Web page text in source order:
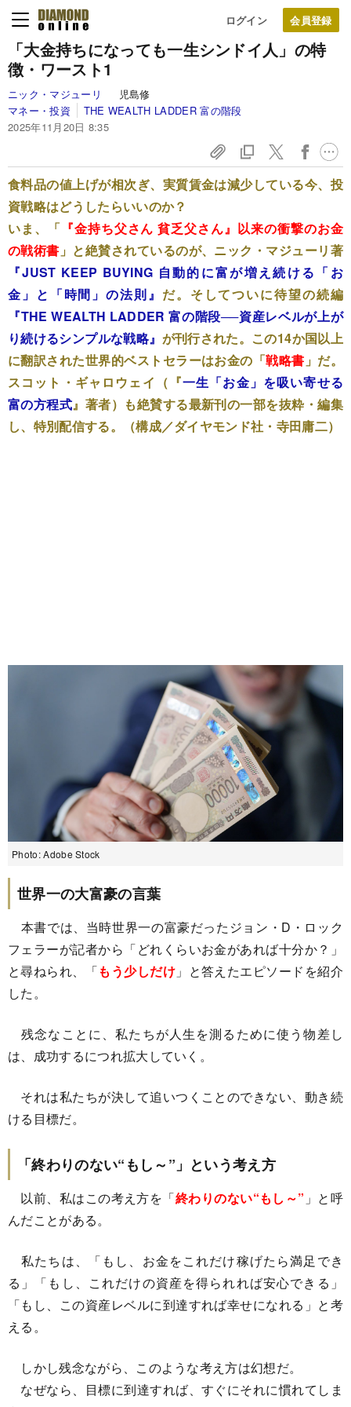
ログイン
「大金持ちになっても一生シンドイ人」の特
徴・ワースト1
ニック・マジューリ
児島修
マネー・投資
THE WEALTH LADDER 富の階段
2025年11月20日 8:35
食料品の値上げが相次ぎ、実質賃金は減少している今、投
資戦略はどうしたらいいのか？
いま、「 『金持ち父さん 貧乏父さん』以来の衝撃のお金
の戦術書 」と絶賛されているのが、ニック・マジューリ著
『JUST KEEP BUYING 自動的に富が増え続ける「お
金」と「時間」の法則』 だ。そしてついに待望の続編
『THE WEALTH LADDER 富の階段──資産レベルが上が
り続けるシンプルな戦略』 が刊行された。この14か国以上
に翻訳された世界的ベストセラーはお金の「戦略書 」だ。
スコット・ギャロウェイ（『一生「お金」を吸い寄せる
富の方程式』著者）も絶賛する最新刊の一部を抜粋・編集
し、特別配信する。（構成／ダイヤモンド社・寺田庸二）
Photo: Adobe Stock
世界一の大富豪の言葉
本書では、当時世界一の富豪だったジョン・D・ロック
フェラーが記者から「どれくらいお金があれば十分か？」
と尋ねられ、「もう少しだけ 」と答えたエピソードを紹介
した。
残念なことに、私たちが人生を測るために使う物差し
は、成功するにつれ拡大していく。
それは私たちが決して追いつくことのできない、動き続
ける目標だ。
「終わりのない“もし～”」という考え方
以前、私はこの考え方を「終わりのない“もし～” 」と呼
んだことがある。
私たちは、「もし、お金をこれだけ稼げたら満足でき
る」「もし、これだけの資産を得られれば安心できる」
「もし、この資産レベルに到達すれば幸せになれる」と考
える。
しかし残念ながら、このような考え方は幻想だ。
なぜなら、目標に到達すれば、すぐにそれに慣れてしま